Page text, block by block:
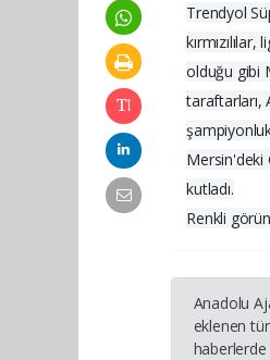
Trendyol
olduğu gibi
taraftarları,
Mersin'deki
kutladı.
Renkli
Anadolu
eklenen